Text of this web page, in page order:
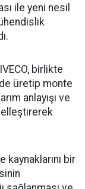
ile yeni nesil
birlikte
üretip monte
anlayışı ve
kaynaklarını bir